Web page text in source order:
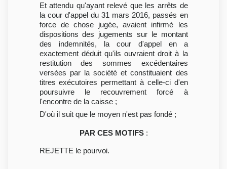
Et attendu qu'ayant relevé que les arrêts de
la cour d'appel du 31 mars 2016, passés en
force de chose jugée, avaient infirmé les
dispositions des jugements sur le montant
des indemnités, la cour d'appel en a
exactement déduit qu'ils ouvraient droit à la
restitution des sommes excédentaires
versées par la société et constituaient des
titres exécutoires permettant à celle-ci d'en
poursuivre le recouvrement forcé à
l'encontre de la caisse ;
D'où il suit que le moyen n'est pas fondé ;
PAR CES MOTIFS:
REJETTE le pourvoi.